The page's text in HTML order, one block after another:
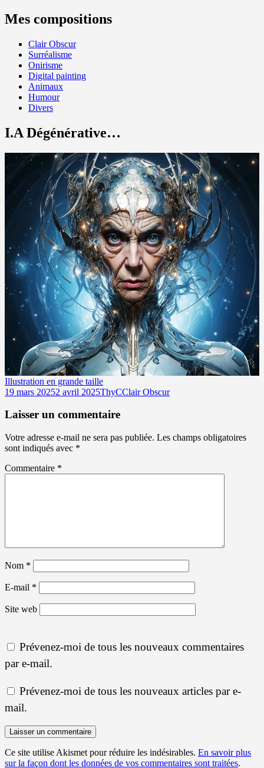
Mes compositions
Clair Obscur
Surréalisme
Onirisme
Digital painting
Animaux
Humour
Divers
I.A Dégénérative…
Illustration en grande taille
Publié
19 mars 20252 avril 2025Auteur
ThyCCatégories
Clair Obscur
Laisser un commentaire
Votre adresse e-mail ne sera pas publiée. Les champs obligatoires
sont indiqués avec *
Commentaire *
Nom *
E-mail *
Site web
Prévenez-moi de tous les nouveaux commentaires
par e-mail.
Prévenez-moi de tous les nouveaux articles par e-
mail.
Ce site utilise Akismet pour réduire les indésirables. En savoir plus
sur la façon dont les données de vos commentaires sont traitées.